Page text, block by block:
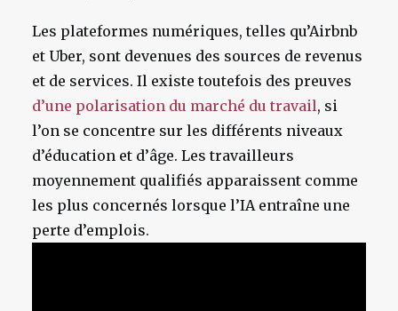
Les plateformes numériques, telles qu’Airbnb
et Uber, sont devenues des sources de revenus
et de services. Il existe toutefois des preuves
d’une polarisation du marché du travail, si
l’on se concentre sur les différents niveaux
d’éducation et d’âge. Les travailleurs
moyennement qualifiés apparaissent comme
les plus concernés lorsque l’IA entraîne une
perte d’emplois.